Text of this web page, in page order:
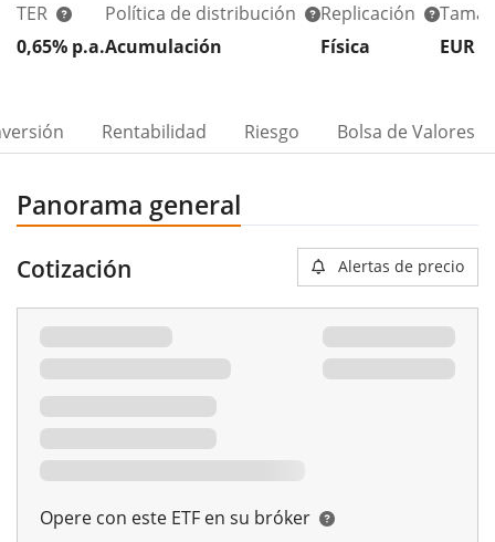
TER
0,65% p.a.
Política de distribución
Acumulación
Replicación
Física
EUR
Rentabilidad Riesgo Bolsa de Valores
Panorama general
Cotización Alertas de precio
Opere con este ETF en su bróker